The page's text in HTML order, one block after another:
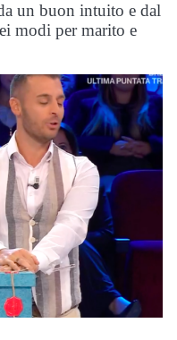
un buon intuito e dal
modi per marito e